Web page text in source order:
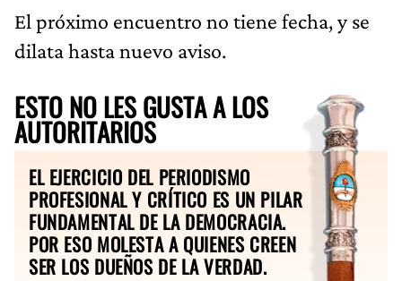
El próximo encuentro no tiene fecha, y se
dilata hasta nuevo aviso.
ESTO NO LES GUSTA A LOS
AUTORITARIOS
EL EJERCICIO DEL PERIODISMO
PROFESIONAL Y CRÍTICO ES UN PILAR
FUNDAMENTAL DE LA DEMOCRACIA.
POR ESO MOLESTA A QUIENES CREEN
SER LOS DUEÑOS DE LA VERDAD.